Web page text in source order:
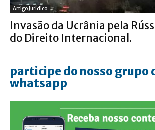
Artigo Jurídico
Invasão da Ucrânia pela
do Direito Internacional.
participe do nosso grupo
whatsapp